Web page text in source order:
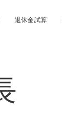
退休金試算